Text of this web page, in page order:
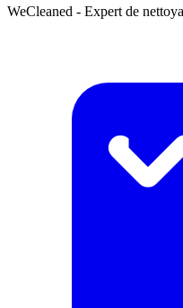
WeCleaned - Expert de